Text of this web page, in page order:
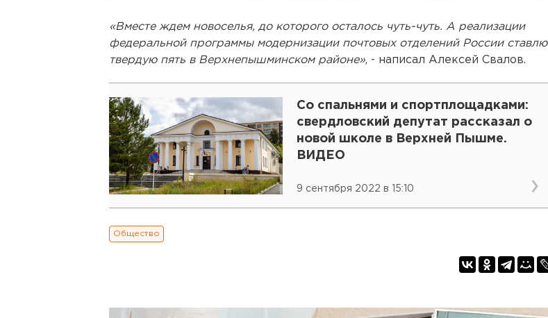
«Вместе ждем новоселья, до которого осталось чуть-чуть. А реализации
федеральной программы модернизации почтовых отделений России ставлю
твердую пять в Верхнепышминском районе», - написал Алексей Свалов.
Со спальнями и спортплощадками:
свердловский депутат рассказал о
новой школе в Верхней Пышме.
ВИДЕО
9 сентября 2022 в 15:10
Общество